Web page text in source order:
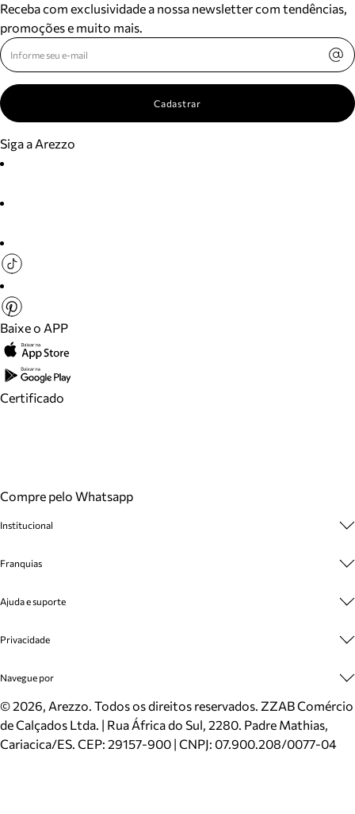
Receba com exclusividade a nossa newsletter com tendências,
promoções e muito mais.
Cadastrar
Siga a Arezzo
Baixe o APP
Certificado
Compre pelo Whatsapp
Institucional
Cashback
Venda Corporativa
Mapa do Site
Inverno
Mundo Arezzo
Franquias
Plano de Negócio
Ajuda e suporte
Cadastro
Meus Pedidos
Trocas e Devoluções
Cartão Presente
Localizador de lojas
Privacidade
Politica e Privacidade
Navegue por
Sapatos
Bolsas
Scarpins
©2026, Arezzo. Todos os direitos reservados. ZZAB Comércio
de Calçados Ltda. | Rua África do Sul, 2280. Padre Mathias,
Cariacica/ES. CEP: 29157-900 | CNPJ: 07.900.208/0077-04